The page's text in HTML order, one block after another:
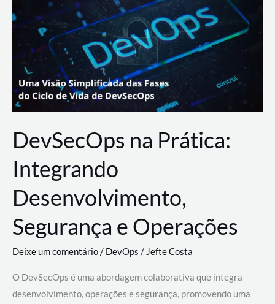
Rural
DevSecOps na Prática:
Integrando
Desenvolvimento,
Segurança e Operações
Deixe um comentário/ DevOps /Jefte Costa
O DevSecOps é uma abordagem colaborativa que integra
desenvolvimento, operações e segurança, promovendo uma